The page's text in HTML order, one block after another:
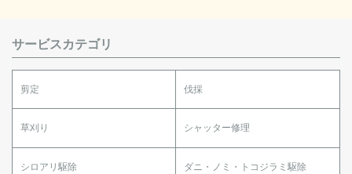
サービスカテゴリ
剪定 伐採
草刈り シャッター修理
シロアリ駆除 ダニ・ノミ・トコジラミ駆除